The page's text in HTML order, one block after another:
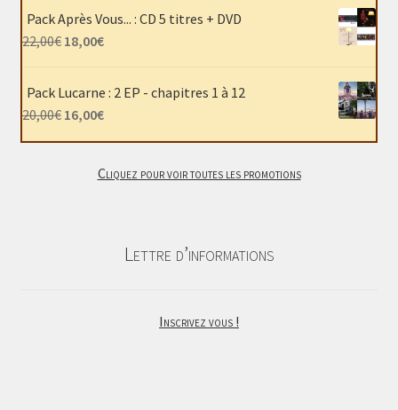
initial
était :
40,00€.
Pack Après Vous... : CD 5 titres + DVD
22,00€ Le
22,00€.
18,00€Le
actuel
Pack Lucarne : 2 EP - chapitres 1 à 12
20,00€ Le
était :
16,00€Le
est :
Cliquez pour voir toutes les promotions
Lettre d’informations
Inscrivez vous !